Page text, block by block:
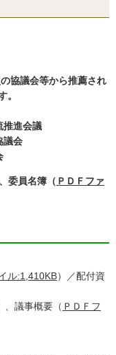
協議会等から推薦され
。
進会議
会
委員名簿（ ＰＤＦファ
ル:1,410KB）／配付資
、議事概要（ ＰＤＦフ